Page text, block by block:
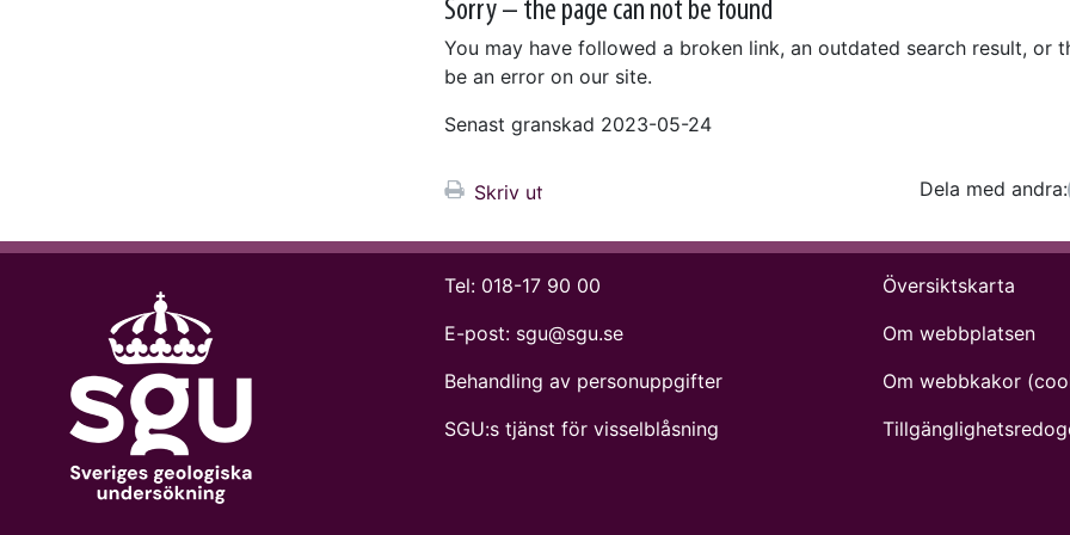
Sorry – the page can not be found
You may have followed a broken link, an outdated search result, or
be an error on our site.
Senast granskad 2023-05-24
Skriv ut Dela med andra:
Tel: 018-17 90 00
E-post: sgu@sgu.se
Behandling av personuppgifter
SGU:s tjänst för visselblåsning
Översiktskarta
Om webbplatsen
Om webbkakor